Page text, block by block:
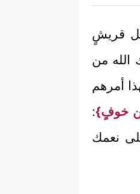
قريشٍ
الله من
أمرهم
خوفٍ}:
نعمك